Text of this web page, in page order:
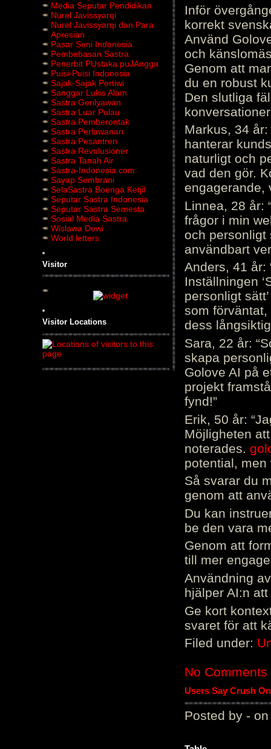
Media Seputar Pendidikan
Nurel Javissyarqi
Nurel Javissyarqi dan Para
Apresian
Pasar Seni Indonesia
Pembebasan Sastra
Penerbit PUstaka puJAngga
Puisi-Puisi Indonesia
Sajak-Sajak Pertiwi
Sanggar Lukis Alam
Sastra Gerilyawan
Sastra Luar Pulau
Sastra Pemberontak
Sastra Perlawanan
Sastra Pesantren
Sastra Revolusioner
Sastra Tanah Air
Sastra-Indonesia.com
Sayap Sembrani
SelaSastra Boenga Ketjil
Seputar Sastra Indonesia
Seputar Sastra Semesta
Sosial Media Sastra
Wislawa Dewi
World letters
Visitor
Visitor Locations
Inför
korrekt
Använd
och
Genom att
du en robust
Den slutliga
Markus, 34
hanterar
naturligt och
vad den gör.
engagerande,
Linnea, 28 år:
frågor i min
och personligt
användbart
Anders, 41 år:
Inställningen
personligt
som
dess
Sara, 22 år:
skapa
Golove AI på
projekt
fynd!”
Erik, 50 år:
Möjligheten
noterades.
potential, men
Så svarar du
genom att
Du kan
be den vara
Genom att
till mer
Användning
hjälper AI:n
Ge kort
svaret för att
Filed under:
No Comments
Users Say Crush
Posted by - on